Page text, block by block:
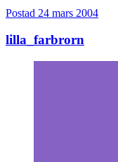
Postad 24 mars 2004
lilla_farbrorn